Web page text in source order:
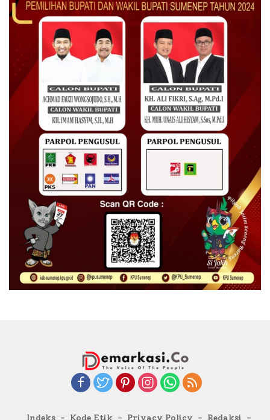
Indeks Kode Etik Privacy Policy Redaksi